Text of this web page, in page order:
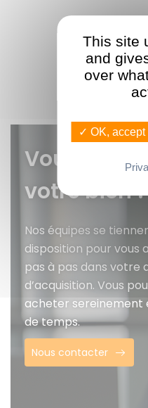
Vous
votre bien ?
Nos équipes se
disposition pour vous
pas à pas dans votre
d’acquisition. Vous
acheter sereinement
de temps.
Nous contacter
This site
and
over
✓ OK, accept